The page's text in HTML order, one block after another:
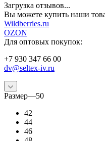
Загрузка отзывов...
Вы можете купить наши
Wildberries.ru
OZON
Для оптовых покупок:
+7 930 347 66 00
dv@seltex-iv.ru
Размер—50
42
44
46